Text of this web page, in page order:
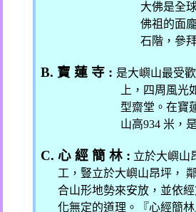
大佛是全
佛祖的面
石階，參
B. 寶 蓮 寺 : 是大嶼山最受
上，四周風
型齋堂。在寶
山高934 米，
C.心 經 簡 林 : 立於大嶼山
工，豎立於大嶼山昂坪，
合山形地勢來安放，並依
化無定的道理。『心經簡